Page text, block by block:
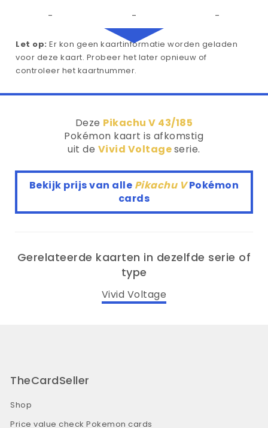
- - -
Let op: Er kon geen kaartinformatie worden geladen
voor deze kaart. Probeer het later opnieuw of
controleer het kaartnummer.
Deze Pikachu V 43/185
Pokémon kaart is afkomstig
uit de Vivid Voltageserie.
Bekijk prijs van alle Pikachu VPokémon
cards
Gerelateerde kaarten in dezelfde serie of
type
Vivid Voltage
TheCardSeller
Shop
Price value check Pokemon cards